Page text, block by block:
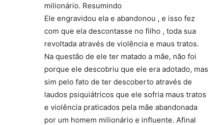
milionário. Resumindo
Ele engravidou ela e abandonou , e isso fez
com que ela descontasse no filho , toda sua
revoltada através de violência e maus tratos.
Na questão de ele ter matado a mãe, não foi
porque ele descobriu que ele era adotado, mas
sim pelo fato de ter descoberto através de
laudos psiquiátricos que ele sofria maus tratos
e violência praticados pela mãe abandonada
por um homem milionário e influente. Afinal